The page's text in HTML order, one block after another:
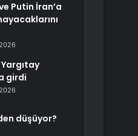
Putin İran’a
Yargıtay
girdi
düşüyor?